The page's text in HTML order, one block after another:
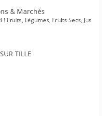
& Marchés
Fruits, Légumes, Fruits Secs, Jus
TILLE